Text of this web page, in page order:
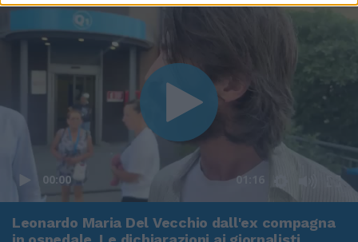
00:00 01:16
Leonardo Maria Del Vecchio dall'ex compagna